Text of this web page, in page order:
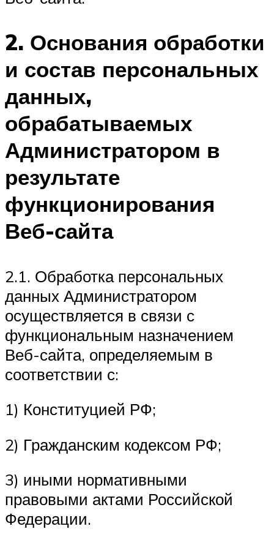
2. Основания обработки
и состав персональных
данных,
обрабатываемых
Администратором в
результате
функционирования
Веб-сайта
2.1. Обработка персональных
данных Администратором
осуществляется в связи с
функциональным назначением
Веб-сайта, определяемым в
соответствии с:
1) Конституцией РФ;
2) Гражданским кодексом РФ;
3) иными нормативными
правовыми актами Российской
Федерации.